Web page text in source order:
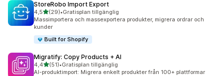
StoreRobo Import Export
4,5av 5 stjärnor
(29)
29 recensioner totalt
•Gratisplan tillgänglig
Massimportera och massexportera produkter, migrera ordrar och
kunder
Built for Shopify
Migratify: Copy Products + AI
4,4av 5 stjärnor
(51)
51 recensioner totalt
•Gratisplan tillgänglig
AI-produktimport: Migrera enkelt produkter från 100+ plattformar